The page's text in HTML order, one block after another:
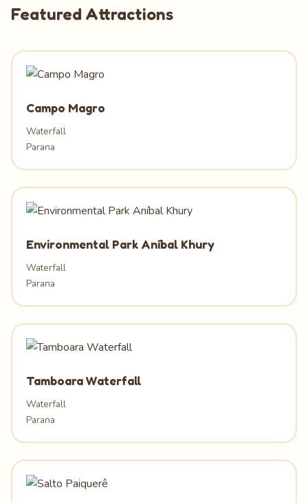
Featured Attractions
Campo Magro
Waterfall
Parana
Environmental Park Aníbal Khury
Waterfall
Parana
Tamboara Waterfall
Waterfall
Parana